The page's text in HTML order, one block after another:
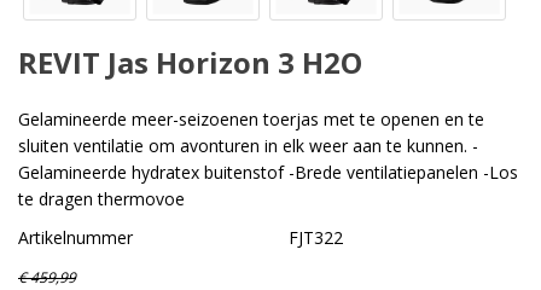
REVIT Jas Horizon 3 H2O
Gelamineerde meer-seizoenen toerjas met te openen en te
sluiten ventilatie om avonturen in elk weer aan te kunnen. -
Gelamineerde hydratex buitenstof -Brede ventilatiepanelen -Los
te dragen thermovoe
Artikelnummer
FJT322
€ 459,99